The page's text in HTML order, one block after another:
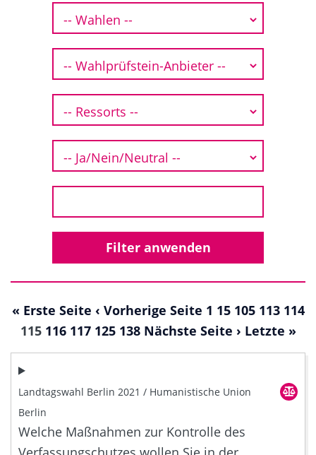
« Erste Seite ‹ Vorherige Seite 1 15 105 113 114
115 116 117 125 138 Nächste Seite › Letzte »
Landtagswahl Berlin 2021 / Humanistische Union
Berlin
Welche Maßnahmen zur Kontrolle des